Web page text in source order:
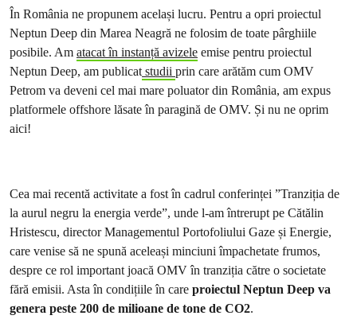
În România ne propunem același lucru. Pentru a opri proiectul
Neptun Deep din Marea Neagră ne folosim de toate pârghiile
posibile. Am atacat în instanță avizele emise pentru proiectul
Neptun Deep, am publicatstudii prin care arătăm cum OMV
Petrom va deveni cel mai mare poluator din România, am expus
platformele offshore lăsate în paragină de OMV. Și nu ne oprim
aici!
Cea mai recentă activitate a fost în cadrul conferinței ”Tranziția de
la aurul negru la energia verde”, unde l-am întrerupt pe Cătălin
Hristescu, director Managementul Portofoliului Gaze și Energie,
care venise să ne spună aceleași minciuni împachetate frumos,
despre ce rol important joacă OMV în tranziția către o societate
fără emisii. Asta în condițiile în care proiectul Neptun Deep va
genera peste 200 de milioane de tone de CO2.